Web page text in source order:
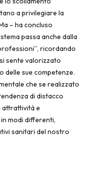
a privilegiare la
– ha concluso
passa anche dalla
ricordando
sente valorizzato
delle sue competenze.
che se realizzato
di distacco
attrattività e
modi differenti,
sanitari del nostro